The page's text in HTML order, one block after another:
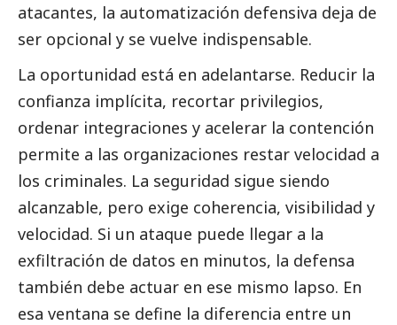
atacantes, la automatización defensiva deja de
ser opcional y se vuelve indispensable.
La oportunidad está en adelantarse. Reducir la
confianza implícita, recortar privilegios,
ordenar integraciones y acelerar la contención
permite a las organizaciones restar velocidad a
los criminales. La seguridad sigue siendo
alcanzable, pero exige coherencia, visibilidad y
velocidad. Si un ataque puede llegar a la
exfiltración de datos en minutos, la defensa
también debe actuar en ese mismo lapso. En
esa ventana se define la diferencia entre un